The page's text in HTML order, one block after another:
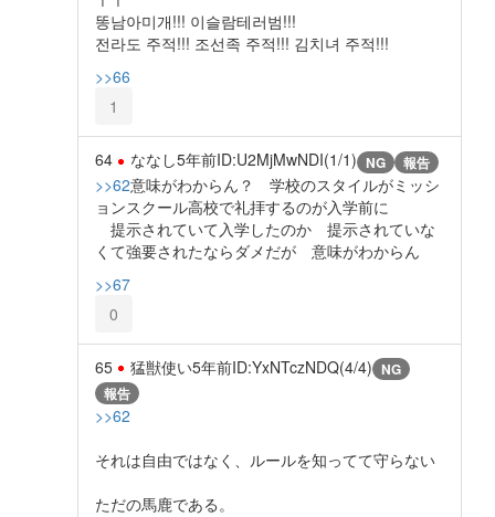
똥남아미개!!! 이슬람테러범!!!
전라도 주적!!! 조선족 주적!!! 김치녀 주적!!!
>>66
1
64 ななし5年前ID:U2MjMwNDI(1/1) NG 報告
>>62意味がわからん？ 学校のスタイルがミッシ
ョンスクール高校で礼拝するのが入学前に
提示されていて入学したのか 提示されていな
くて強要されたならダメだが 意味がわからん
>>67
0
65 猛獣使い5年前ID:YxNTczNDQ(4/4) NG
報告
>>62
それは自由ではなく、ルールを知ってて守らない
ただの馬鹿である。